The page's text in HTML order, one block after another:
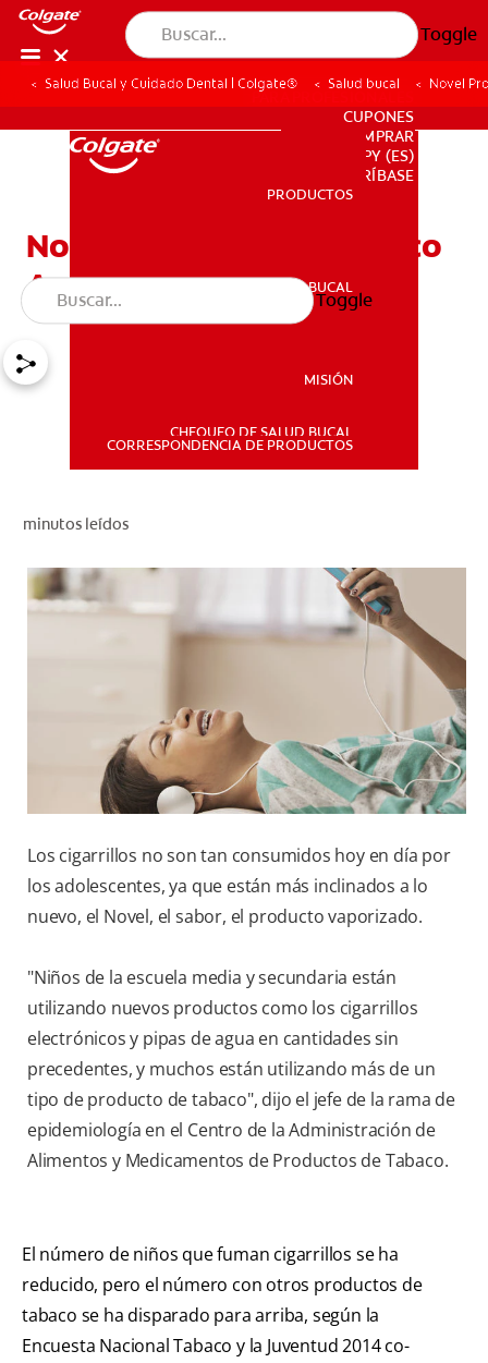
Toggle
PRODUCTOS
SALUD BUCAL
PARA PROFESIONALES
CUPONES
DONDE COMPRAR
PY (ES)
PARA PROFESIONALES
CUPONES
DONDE COMPRAR
PY (ES)
SUSCRÍBASE
PRODUCTOS
SALUD BUCAL
MISIÓN
CHEQUEO DE SALUD BUCAL
CORRESPONDENCIA DE PRODUCTOS
Toggle
Salud Bucal y Cuidado Dental | Colgate® Salud bucal Novel
Novel Producto Del Tabaco
Apela Por A La Juventud
minutos leídos
Los cigarrillos no son tan consumidos hoy en día por
los adolescentes, ya que están más inclinados a lo
nuevo, el Novel, el sabor, el producto vaporizado.
"Niños de la escuela media y secundaria están
utilizando nuevos productos como los cigarrillos
electrónicos y pipas de agua en cantidades sin
precedentes, y muchos están utilizando más de un
tipo de producto de tabaco", dijo el jefe de la rama de
epidemiología en el Centro de la Administración de
Alimentos y Medicamentos de Productos de Tabaco.
El número de niños que fuman cigarrillos se ha
reducido, pero el número con otros productos de
tabaco se ha disparado para arriba, según la
Encuesta Nacional Tabaco y la Juventud 2014 co-